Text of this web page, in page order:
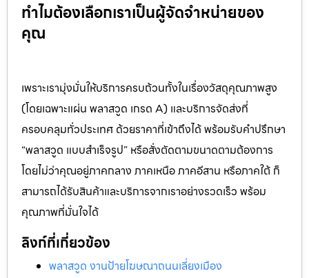
ทำไมต้องเลือกเราเป็นผู้จัดจำหน่ายของ
คุณ
เพราะเรามุ่งมั่นให้บริการครบถ้วนทั้งในเรื่องวัสดุคุณภาพสูง
(โดยเฉพาะแผ่น พลาสวูด เกรด A) และบริการจัดส่งที่
ครอบคลุมทั่วประเทศ ด้วยราคาที่เข้าถึงได้ พร้อมรับคำปรึกษา
“พลาสวูด แบบสำเร็จรูป” หรือสั่งตัดตามขนาดตามต้องการ
โดยไม่ว่าคุณอยู่ภาคกลาง ภาคเหนือ ภาคอีสาน หรือภาคใต้ ก็
สามารถได้รับสินค้าและบริการจากเราอย่างรวดเร็ว พร้อม
คุณภาพที่มั่นใจได้
ลิงก์ที่เกี่ยวข้อง
พลาสวูด งานป้ายโฆษณาถนนเลี่ยงเมือง